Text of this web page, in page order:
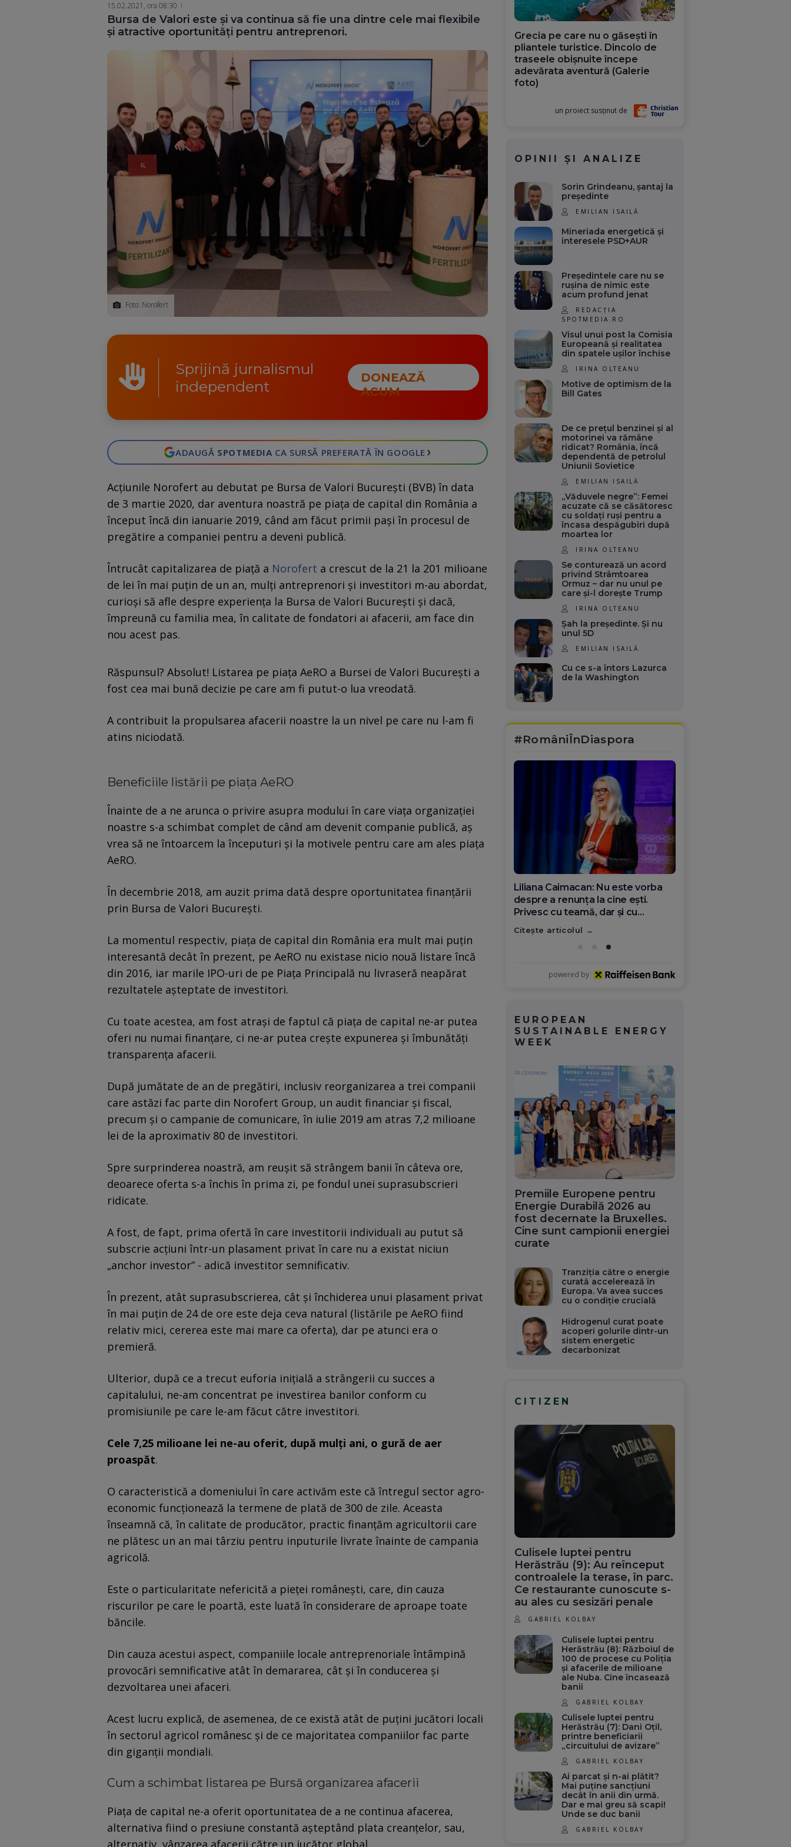
15.02.2021, ora 08:30
Bursa de Valori este și va continua să fie una dintre cele mai flexibile
și atractive oportunități pentru antreprenori.
Foto: Norofert
Sprijină jurnalismul
independent
DONEAZĂ
ACUM
ADAUGĂ SPOTMEDIA CA SURSĂ PREFERATĂ ÎN GOOGLE ›
Acțiunile Norofert au debutat pe Bursa de Valori București (BVB) în data
de 3 martie 2020, dar aventura noastră pe piața de capital din România a
început încă din ianuarie 2019, când am făcut primii pași în procesul de
pregătire a companiei pentru a deveni publică.
Întrucât capitalizarea de piață a Norofert a crescut de la 21 la 201 milioane
de lei în mai puțin de un an, mulți antreprenori și investitori m-au abordat,
curioși să afle despre experiența la Bursa de Valori București și dacă,
împreună cu familia mea, în calitate de fondatori ai afacerii, am face din
nou acest pas.
Răspunsul? Absolut! Listarea pe piața AeRO a Bursei de Valori București a
fost cea mai bună decizie pe care am fi putut-o lua vreodată.
A contribuit la propulsarea afacerii noastre la un nivel pe care nu l-am fi
atins niciodată.
Beneficiile listării pe piața AeRO
Înainte de a ne arunca o privire asupra modului în care viața organizației
noastre s-a schimbat complet de când am devenit companie publică, aș
vrea să ne întoarcem la începuturi și la motivele pentru care am ales piața
AeRO.
În decembrie 2018, am auzit prima dată despre oportunitatea finanțării
prin Bursa de Valori București.
La momentul respectiv, piața de capital din România era mult mai puțin
interesantă decât în ​​prezent, pe AeRO nu existase nicio nouă listare încă
din 2016, iar marile IPO-uri de pe Piața Principală nu livraseră neapărat
rezultatele așteptate de investitori.
Cu toate acestea, am fost atrași de faptul că piața de capital ne-ar putea
oferi nu numai finanțare, ci ne-ar putea crește expunerea și îmbunătăți
transparența afacerii.
După jumătate de an de pregătiri, inclusiv reorganizarea a trei companii
care astăzi fac parte din Norofert Group, un audit financiar și fiscal,
precum și o campanie de comunicare, în iulie 2019 am atras 7,2 milioane
lei de la aproximativ 80 de investitori.
Spre surprinderea noastră, am reușit să strângem banii în câteva ore,
deoarece oferta s-a închis în prima zi, pe fondul unei suprasubscrieri
ridicate.
A fost, de fapt, prima ofertă în care investitorii individuali au putut să
subscrie acțiuni într-un plasament privat în care nu a existat niciun
„anchor investor” - adică investitor semnificativ.
În prezent, atât suprasubscrierea, cât și închiderea unui plasament privat
în mai puțin de 24 de ore este deja ceva natural (listările pe AeRO fiind
relativ mici, cererea este mai mare ca oferta), dar pe atunci era o
premieră.
Ulterior, după ce a trecut euforia inițială a strângerii cu succes a
capitalului, ne-am concentrat pe investirea banilor conform cu
promisiunile pe care le-am făcut către investitori.
Cele 7,25 milioane lei ne-au oferit, după mulți ani, o gură de aer
proaspăt.
O caracteristică a domeniului în care activăm este că întregul sector agro-
economic funcționează la termene de plată de 300 ​​de zile. Aceasta
înseamnă că, în calitate de producător, practic finanțăm agricultorii care
ne plătesc un an mai târziu pentru inputurile livrate înainte de campania
agricolă.
Este o particularitate nefericită a pieței românești, care, din cauza
riscurilor pe care le poartă, este luată în considerare de aproape toate
băncile.
Din cauza acestui aspect, companiile locale antreprenoriale întâmpină
provocări semnificative atât în demararea, cât și în conducerea și
dezvoltarea unei afaceri.
Acest lucru explică, de asemenea, de ce există atât de puțini jucători locali
în sectorul agricol românesc și de ce majoritatea companiilor fac parte
din giganții mondiali.
Cum a schimbat listarea pe Bursă organizarea afacerii
Piața de capital ne-a oferit oportunitatea de a ne continua afacerea,
alternativa fiind o presiune constantă așteptând plata creanțelor, sau,
Grecia pe care nu o găsești în
pliantele turistice. Dincolo de
traseele obișnuite începe
adevărata aventură (Galerie
foto)
un proiect susținut de
OPINII ȘI ANALIZE
Sorin Grindeanu, șantaj la
președinte
EMILIAN ISAILĂ
Mineriada energetică și
interesele PSD+AUR
Președintele care nu se
rușina de nimic este
acum profund jenat
REDACȚIA
SPOTMEDIA.RO
Visul unui post la Comisia
Europeană și realitatea
din spatele ușilor închise
IRINA OLTEANU
Motive de optimism de la
Bill Gates
De ce prețul benzinei și al
motorinei va rămâne
ridicat? România, încă
dependentă de petrolul
Uniunii Sovietice
EMILIAN ISAILĂ
„Văduvele negre”: Femei
acuzate că se căsătoresc
cu soldați ruși pentru a
încasa despăgubiri după
moartea lor
IRINA OLTEANU
Se conturează un acord
privind Strâmtoarea
Ormuz – dar nu unul pe
care și-l dorește Trump
IRINA OLTEANU
Șah la președinte. Și nu
unul 5D
EMILIAN ISAILĂ
Cu ce s-a întors Lazurca
de la Washington
#RomâniÎnDiaspora
Diana Olar, românca de la Google
care demonstrează că diaspora
poate schimba România
Citește articolul
powered by
EUROPEAN
SUSTAINABLE ENERGY
WEEK
Premiile Europene pentru
Energie Durabilă 2026 au
fost decernate la Bruxelles.
Cine sunt campionii energiei
curate
Tranziția către o energie
curată accelerează în
Europa. Va avea succes
cu o condiție crucială
Hidrogenul curat poate
acoperi golurile dintr-un
sistem energetic
decarbonizat
CITIZEN
Culisele luptei pentru
Herăstrău (9): Au reînceput
controalele la terase, în parc.
Ce restaurante cunoscute s-
au ales cu sesizări penale
GABRIEL KOLBAY
Culisele luptei pentru
Herăstrău (8): Războiul de
100 de procese cu Poliția
și afacerile de milioane
ale Nuba. Cine încasează
banii
GABRIEL KOLBAY
Culisele luptei pentru
Herăstrău (7): Dani Oțil,
printre beneficiarii
„circuitului de avizare”
GABRIEL KOLBAY
Ai parcat și n-ai plătit?
Mai puține sancțiuni
decât în anii din urmă.
Dar e mai greu să scapi!
Unde se duc banii
GABRIEL KOLBAY